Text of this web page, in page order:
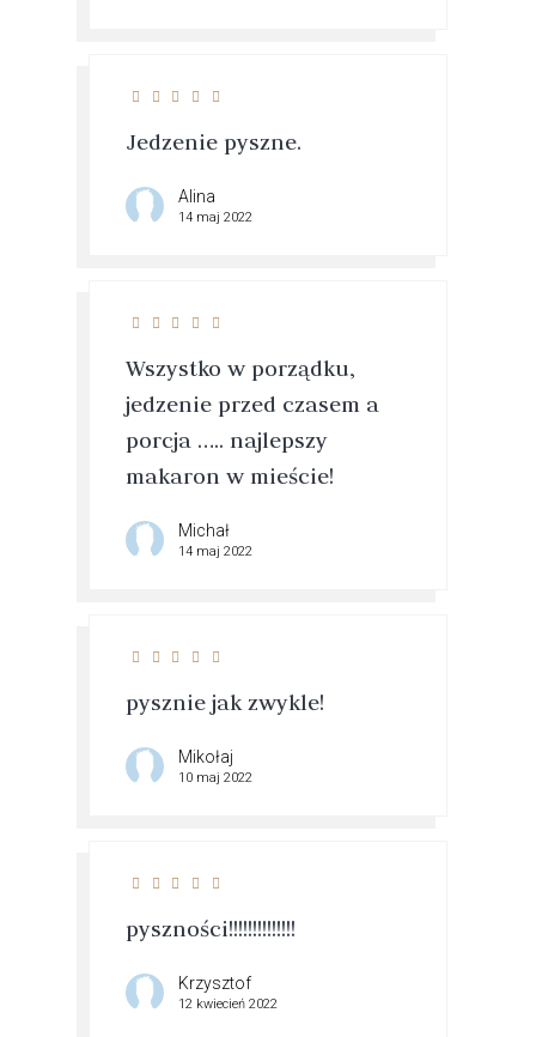
Jedzenie pyszne.
Alina
14 maj 2022
Wszystko w porządku,
jedzenie przed czasem a
porcja ….. najlepszy
makaron w mieście!
Michał
14 maj 2022
pysznie jak zwykle!
Mikołaj
10 maj 2022
pyszności!!!!!!!!!!!!!!
Krzysztof
12 kwiecień 2022